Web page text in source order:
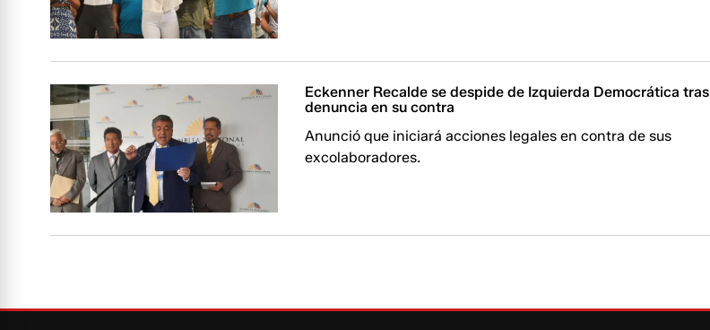
Eckenner Recalde se despide de Izquierda Democrática tras
denuncia en su contra
Anunció que iniciará acciones legales en contra de sus
excolaboradores.